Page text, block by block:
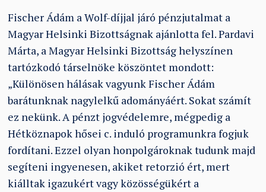
Fischer Ádám a Wolf-díjjal járó pénzjutalmat a
Magyar Helsinki Bizottságnak ajánlotta fel. Pardavi
Márta, a Magyar Helsinki Bizottság helyszínen
tartózkodó társelnöke köszöntet mondott:
„Különösen hálásak vagyunk Fischer Ádám
barátunknak nagylelkű adományáért. Sokat számít
ez nekünk. A pénzt jogvédelemre, mégpedig a
Hétköznapok hősei c. induló programunkra fogjuk
fordítani. Ezzel olyan honpolgároknak tudunk majd
segíteni ingyenesen, akiket retorzió ért, mert
kiálltak igazukért vagy közösségükért a